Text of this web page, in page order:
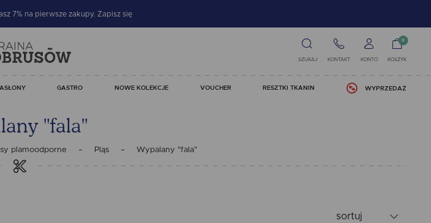
7% na pierwsze zakupy. Zapisz się
SZUKAJ KONTAKT KONTO
0
KOSZYK
GASTRO NOWE KOLEKCJE VOUCHER RESZTKI TKANIN WYPRZEDAŻ
"fala"
plamoodporne Pląs Wypalany "fala"
sortuj